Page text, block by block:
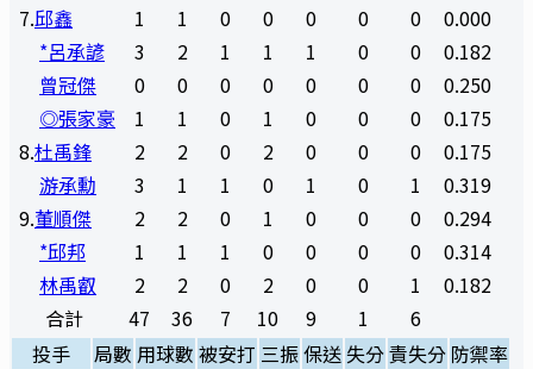
7.邱鑫 1 1 0 0 0 0 0
0.000
*呂承諺
3 2 1 1 1 0 0
0.182
曾冠傑
0 0 0 0 0 0 0
0.250
◎張家豪
1 1 0 1 0 0 0
0.175
8.杜禹鋒 2 2 0 2 0 0 0
0.175
游承勳
3 1 1 0 1 0 1
0.319
9.董順傑 2 2 0 1 0 0 0
0.294
*邱邦
1 1 1 0 0 0 0
0.314
林禹叡
2 2 0 2 0 0 1
0.182
合計
47 36 7 10 9 1
6
投手
局數 用球數 被安打 三振保送失分責失分 防禦率